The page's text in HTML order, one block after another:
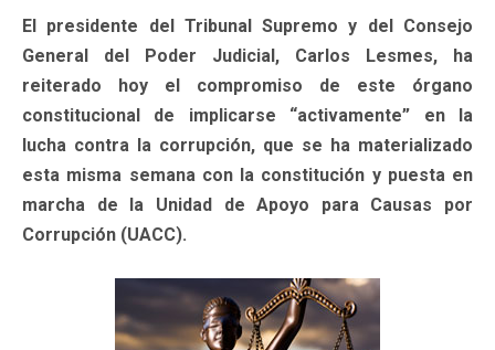
El presidente del Tribunal Supremo y del Consejo
General del Poder Judicial, Carlos Lesmes, ha
reiterado hoy el compromiso de este órgano
constitucional de implicarse “activamente” en la
lucha contra la corrupción, que se ha materializado
esta misma semana con la constitución y puesta en
marcha de la Unidad de Apoyo para Causas por
Corrupción (UACC).